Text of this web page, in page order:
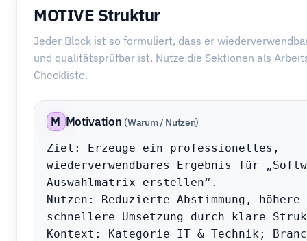
MOTIVE Struktur
Jeder Block ist so formuliert, dass er
und qualitätsprüfbar ist. Nutze die Sektionen als
Checkliste.
M Motivation (Warum / Nutzen)
Ziel: Erzeuge ein professionelles,
wiederverwendbares Ergebnis für
Auswahlmatrix erstellen“.
Nutzen: Reduzierte Abstimmung, höhere
schnellere Umsetzung durch klare
Kontext: Kategorie IT & Technik;